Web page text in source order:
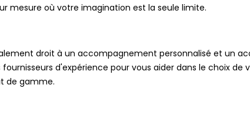
mesure où votre imagination est la seule limite.
droit à un accompagnement personnalisé et un
fournisseurs d'expérience pour vous aider dans le choix de
de gamme.